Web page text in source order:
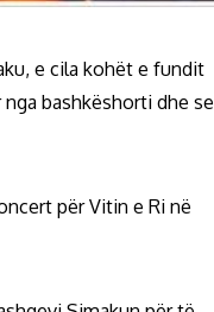
e cila kohët e fundit
bashkëshorti dhe se
për Vitin e Ri në